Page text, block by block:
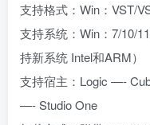
支持格式：Win：
支持系统：Win：7/10/
持新系统 Intel和ARM）
支持宿主：Logic —-
—- Studio One